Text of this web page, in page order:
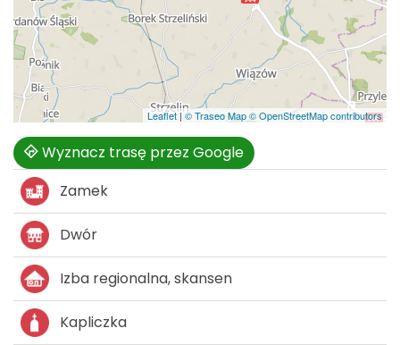
Leaflet | © Traseo Map© OpenStreetMap contributors
Wyznacz trasę przez Google
Zamek
Dwór
Izba regionalna, skansen
Kapliczka